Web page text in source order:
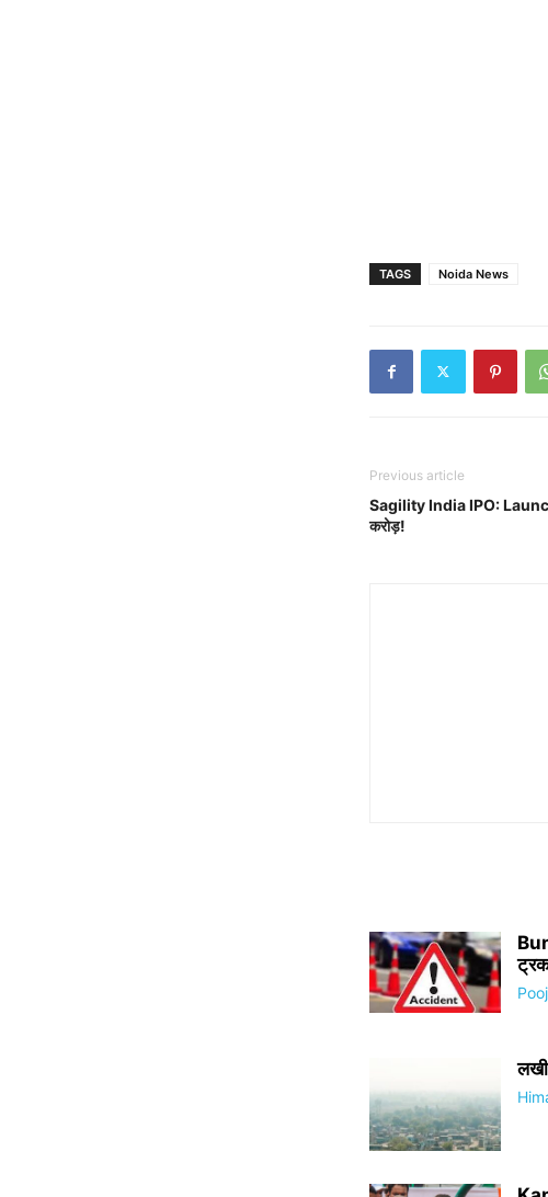
TAGS Noida News
Previous article
Sagility India IPO:
करोड़!